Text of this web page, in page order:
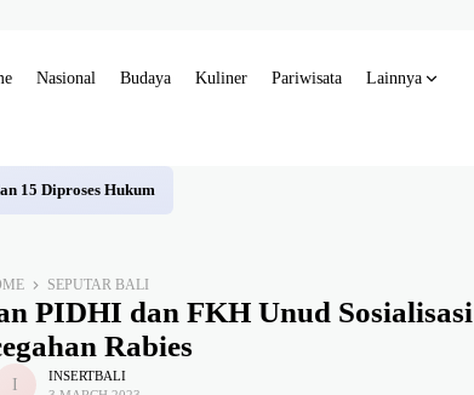
Nasional Budaya Kuliner Pariwisata Lainnya
15 Diproses Hukum
SEPUTAR BALI
PIDHI dan FKH Unud Sosialisasi
Rabies
INSERTBALI